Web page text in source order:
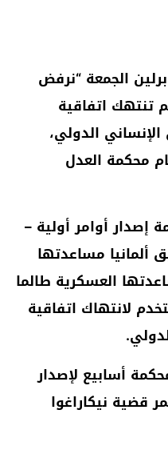
الجمعة “نرفض
تنتهك اتفاقية
الإنساني الدولي،
محكمة العدل
إصدار أوامر أولية –
ألمانيا مساعدتها
العسكرية طالما
لانتهاك اتفاقية
أسابيع لإصدار
قضية نيكاراغوا